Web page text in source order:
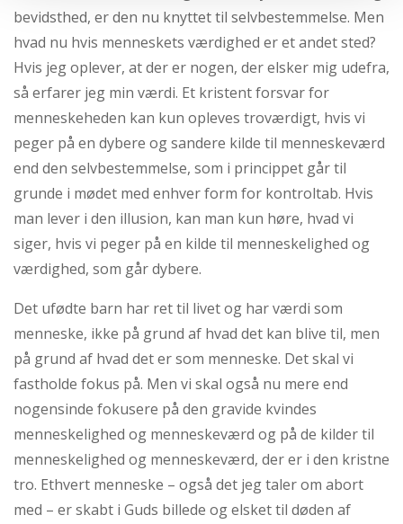
bevidsthed, er den nu knyttet til selvbestemmelse. Men
hvad nu hvis menneskets værdighed er et andet sted?
Hvis jeg oplever, at der er nogen, der elsker mig udefra,
så erfarer jeg min værdi. Et kristent forsvar for
menneskeheden kan kun opleves troværdigt, hvis vi
peger på en dybere og sandere kilde til menneskeværd
end den selvbestemmelse, som i princippet går til
grunde i mødet med enhver form for kontroltab. Hvis
man lever i den illusion, kan man kun høre, hvad vi
siger, hvis vi peger på en kilde til menneskelighed og
værdighed, som går dybere.
Det ufødte barn har ret til livet og har værdi som
menneske, ikke på grund af hvad det kan blive til, men
på grund af hvad det er som menneske. Det skal vi
fastholde fokus på. Men vi skal også nu mere end
nogensinde fokusere på den gravide kvindes
menneskelighed og menneskeværd og på de kilder til
menneskelighed og menneskeværd, der er i den kristne
tro. Ethvert menneske – også det jeg taler om abort
med – er skabt i Guds billede og elsket til døden af